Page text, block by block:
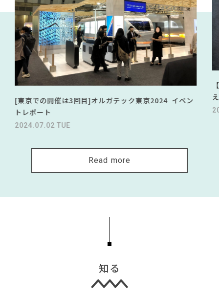
[東京での開催は3回目]オルガテック東京2024 イベン
トレポート
2024.07.02 TUE
Read more
知る